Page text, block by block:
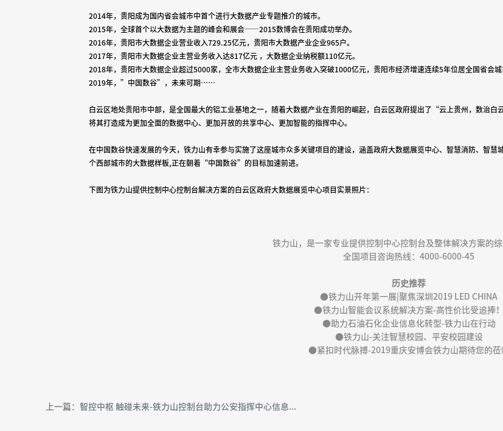
2014年，贵阳成为国内省会城市中首个进行大数据产业专题推介的城市。
2015年，全球首个以大数据为主题的峰会和展会——2015数博会在贵阳成功举办。
2016年，贵阳市大数据企业营业收入729.25亿元，贵阳市大数据产业企业965户。
2017年，贵阳市大数据企业主营业务收入达817亿元 ，大数据企业纳税额110亿元。
2018年，贵阳市大数据企业超过5000家，全市大数据企业主营业务收入突破1000亿元，贵阳市经济增速连续5年位居全国省会城
2019年，”中国数谷”，未来可期……
白云区地处贵阳市中部，是全国最大的铝工业基地之一，随着大数据产业在贵阳的崛起，白云区政府提出了“云上贵州，数治
将其打造成为更加全面的数据中心、更加开放的共享中心、更加智能的指挥中心。
在中国数谷快速发展的今天，铁力山有幸参与实施了这座城市众多关键项目的建设，涵盖政府大数据展览中心、智慧消防、智
个西部城市的大数据样板,正在朝着“中国数谷”的目标加速前进。
下图为铁力山提供控制中心控制台解决方案的白云区政府大数据展览中心项目实景照片：
铁力山，是一家专业提供控制中心控制台及整体解决方案的综
全国项目咨询热线：4000-6000-45
历史推荐
●铁力山开年第一展|聚焦深圳2019 LED CHINA
●铁力山智能会议系统解决方案-高性价比受追捧！
●助力石油石化企业信息化转型-铁力山在行动
●铁力山-关注智慧校园、平安校园建设
●紧扣时代脉搏-2019重庆安博会铁力山期待您的莅
上一篇：智控中枢 触碰未来-铁力山控制台助力公安指挥中心信息...